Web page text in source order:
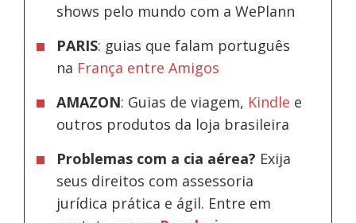
shows pelo mundo com a WePlann
PARIS: guias que falam português
na França entre Amigos
AMAZON: Guias de viagem, Kindle e
outros produtos da loja brasileira
Problemas com a cia aérea? Exija
seus direitos com assessoria
jurídica prática e ágil. Entre em